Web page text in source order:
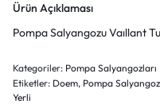
Ürün Açıklaması
Pompa Salyangozu Vaıllant
Kategoriler: Pompa Salyangozları
Etiketler: Doem, Pompa
Yerli